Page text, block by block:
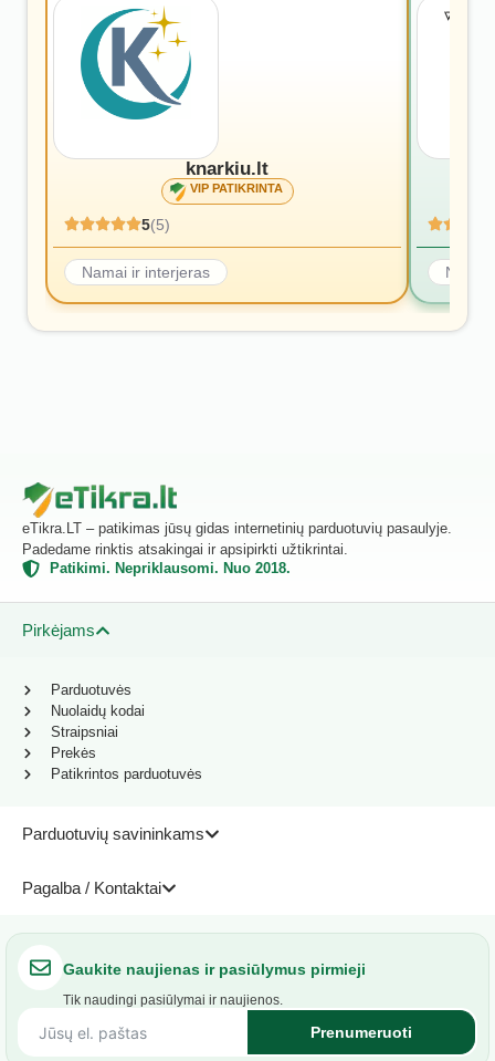
knarkiu.lt
VIP PATIKRINTA
5(5)
Namai ir interjeras
eTikra.LT – patikimas jūsų gidas internetinių parduotuvių pasaulyje.
Padedame rinktis atsakingai ir apsipirkti užtikrintai.
Patikimi. Nepriklausomi. Nuo 2018.
Pirkėjams
Parduotuvių savininkams
Pagalba / Kontaktai
Parduotuvės
Nuolaidų kodai
Straipsniai
Prekės
Patikrintos parduotuvės
Gaukite naujienas ir pasiūlymus pirmieji
Tik naudingi pasiūlymai ir naujienos.
Prenumeruoti